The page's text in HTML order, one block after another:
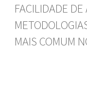
FACILIDADE
MAIS COMUM